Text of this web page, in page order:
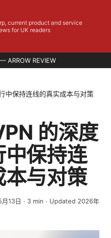
current product and service
for UK readers
ARROW REVIEW
中保持连线的真实成本与对策
的深度
中保持连
本与对策
13日 · 3 min · Updated 2026年